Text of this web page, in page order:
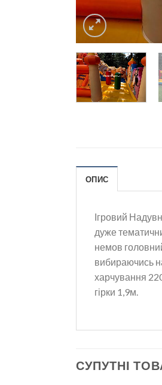
ОПИС
Ігровий
дуже
немов
вибираючись
харчування
гірки 1,9м.
СУПУТНІ